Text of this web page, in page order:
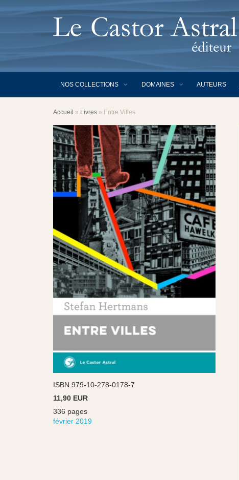
NOS COLLECTIONS DOMAINES AUTEURS
Accueil » Livres » Entre Villes
ISBN 979-10-278-0178-7
11,90 EUR
336 pages
février 2019